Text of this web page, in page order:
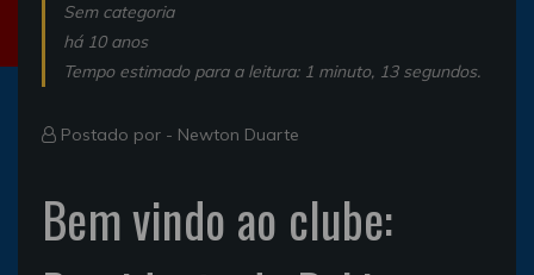
Sem categoria
há 10 anos
Tempo estimado para a leitura: 1 minuto, 13 segundos.
Postado por - Newton Duarte
Bem vindo ao clube: